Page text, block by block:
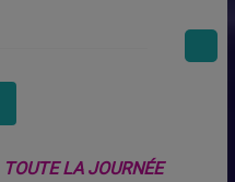
TOUTE LA JOURNÉE